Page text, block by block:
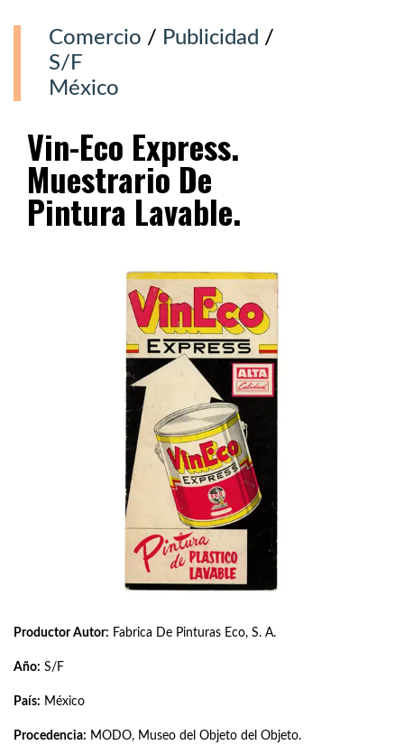
Comercio / Publicidad /
S/F
México
Vin-Eco Express.
Muestrario De
Pintura Lavable.
Productor Autor: Fabrica De Pinturas Eco, S. A.
Año: S/F
País: México
Procedencia: MODO, Museo del Objeto del Objeto.